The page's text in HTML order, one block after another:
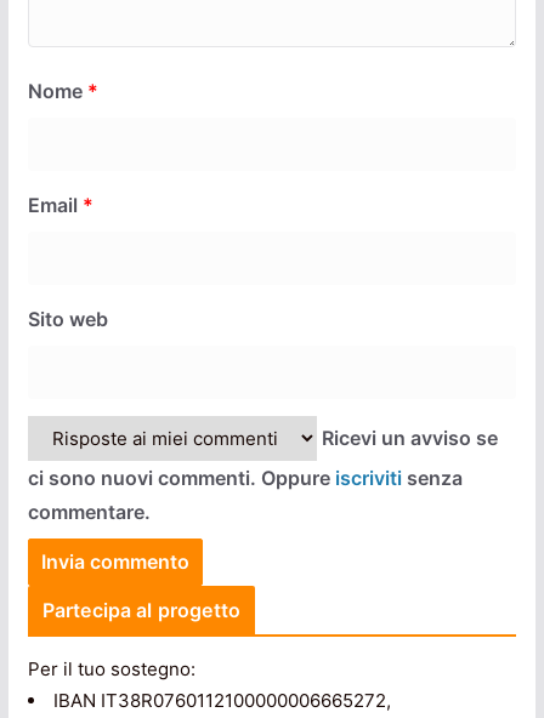
Nome *
Email *
Sito web
Ricevi un avviso se
ci sono nuovi commenti. Oppure iscrivitisenza
commentare.
Partecipa al progetto
Per il tuo sostegno:
IBAN IT38R0760112100000006665272,